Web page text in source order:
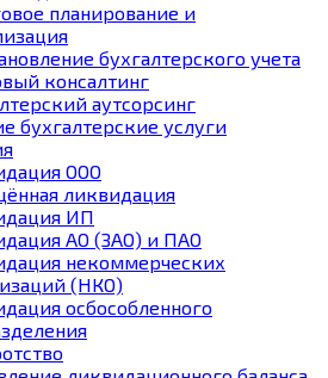
планирование и
бухгалтерского учета
консалтинг
аутсорсинг
бухгалтерские услуги
ООО
ликвидация
ИП
АО (ЗАО) и ПАО
некоммерческих
(НКО)
осбособленного